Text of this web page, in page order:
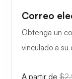
Correo
Obtenga un
vinculado a su
A partir de